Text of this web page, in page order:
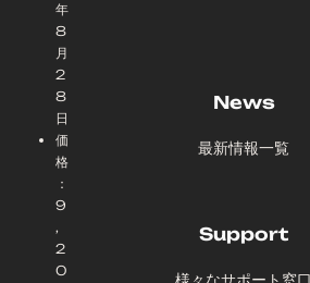
年
8
月
2
8
日
価
格
：
9
,
2
0
News
最新情報一覧
Support